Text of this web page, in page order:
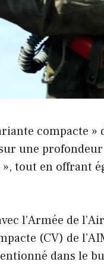
compacte »
une
tout en offrant
l’Armée de
(CV) de
dans le